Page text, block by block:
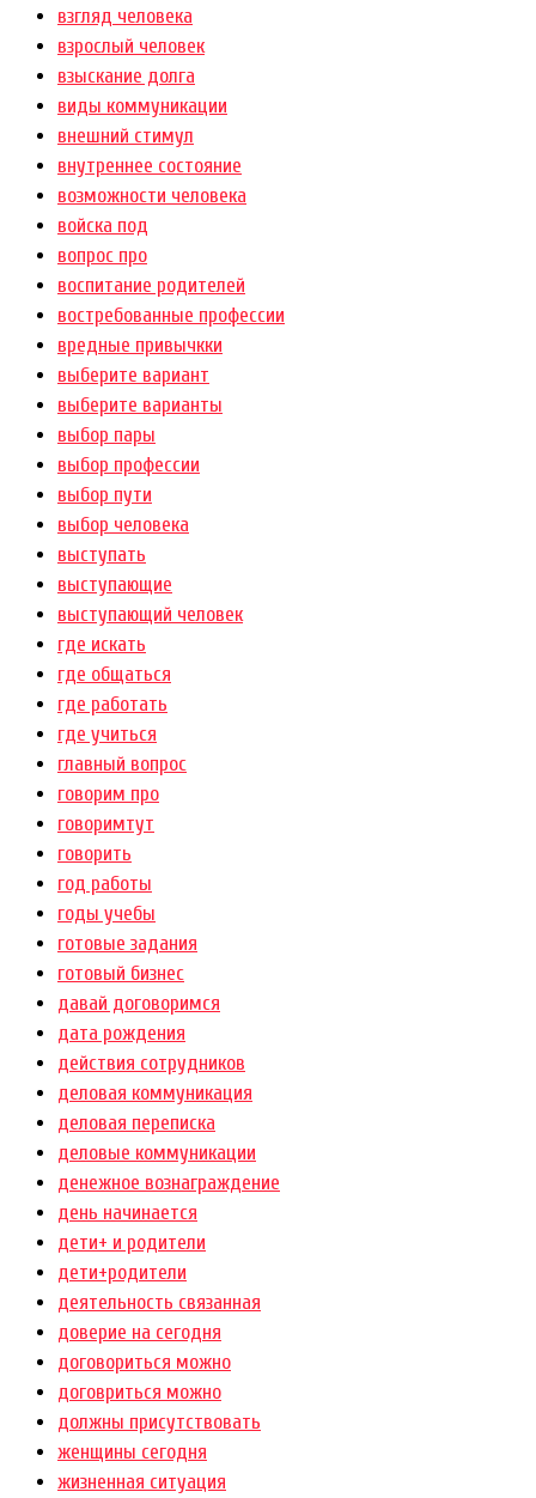
взгляд человека
взрослый человек
взыскание долга
виды коммуникации
внешний стимул
внутреннее состояние
возможности человека
войска под
вопрос про
воспитание родителей
востребованные профессии
вредные привычкки
выберите вариант
выберите варианты
выбор пары
выбор профессии
выбор пути
выбор человека
выступать
выступающие
выступающий человек
где искать
где общаться
где работать
где учиться
главный вопрос
говорим про
говоримтут
говорить
год работы
годы учебы
готовые задания
готовый бизнес
давай договоримся
дата рождения
действия сотрудников
деловая коммуникация
деловая переписка
деловые коммуникации
денежное вознаграждение
день начинается
дети+ и родители
дети+родители
деятельность связанная
доверие на сегодня
договориться можно
договриться можно
должны присутствовать
женщины сегодня
жизненная ситуация